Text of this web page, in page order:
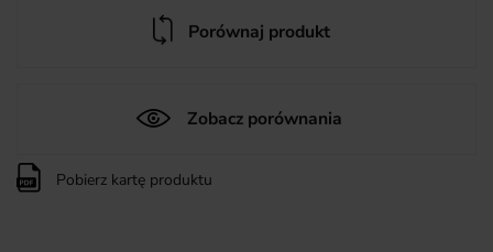
Porównaj produkt
Zobacz porównania
Pobierz kartę produktu